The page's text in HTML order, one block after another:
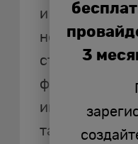
и
стабильной
функционалу
интернет и —
тарифу.
3